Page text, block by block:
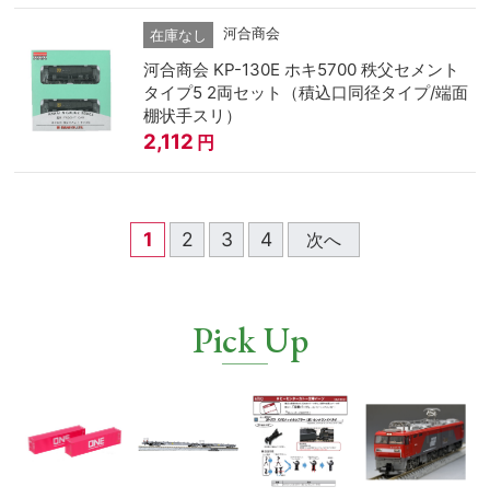
在庫なし 河合商会
河合商会 KP-130E ホキ5700 秩父セメント
タイプ5 2両セット（積込口同径タイプ/端面
棚状手スリ）
2,112 円
1 2 3 4 次へ
Pick Up